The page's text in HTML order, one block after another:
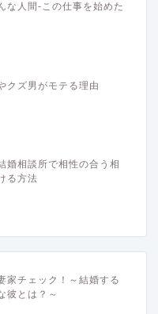
な人間-この仕事を始めた
クズ男がモテる理由
婚相談所で相性の合う相
る方法
家チェック！～結婚する
彼とは？～